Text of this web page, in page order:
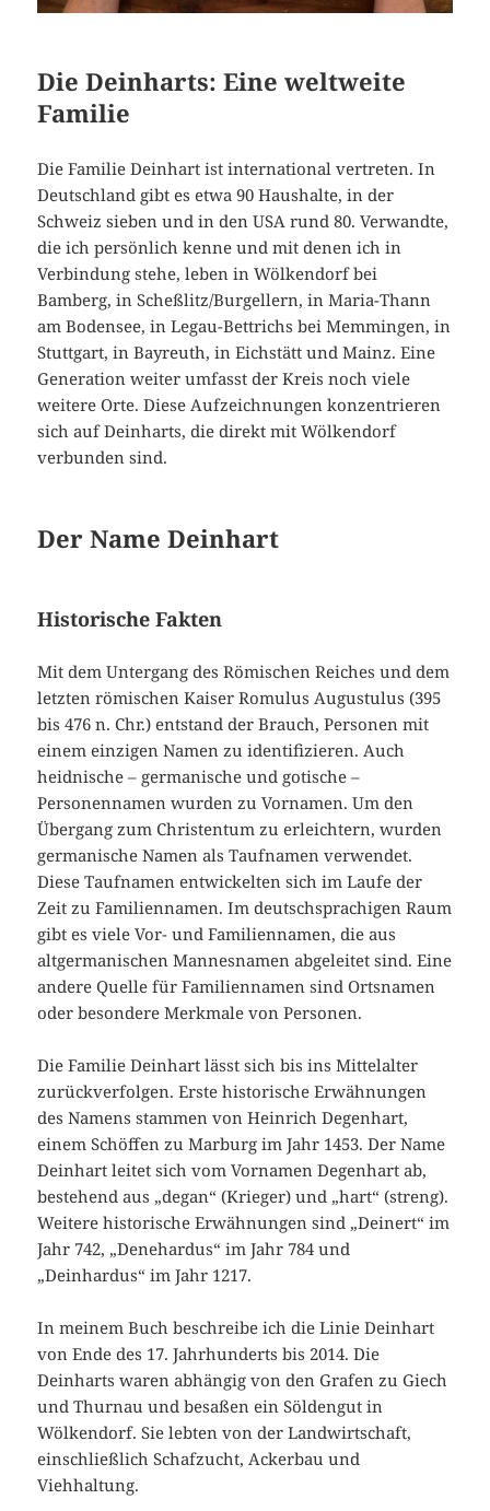
Die Deinharts: Eine weltweite
Familie
Die Familie Deinhart ist international vertreten. In
Deutschland gibt es etwa 90 Haushalte, in der
Schweiz sieben und in den USA rund 80. Verwandte,
die ich persönlich kenne und mit denen ich in
Verbindung stehe, leben in Wölkendorf bei
Bamberg, in Scheßlitz/Burgellern, in Maria-Thann
am Bodensee, in Legau-Bettrichs bei Memmingen, in
Stuttgart, in Bayreuth, in Eichstätt und Mainz. Eine
Generation weiter umfasst der Kreis noch viele
weitere Orte. Diese Aufzeichnungen konzentrieren
sich auf Deinharts, die direkt mit Wölkendorf
verbunden sind.
Der Name Deinhart
Historische Fakten
Mit dem Untergang des Römischen Reiches und dem
letzten römischen Kaiser Romulus Augustulus (395
bis 476 n. Chr.) entstand der Brauch, Personen mit
einem einzigen Namen zu identifizieren. Auch
heidnische – germanische und gotische –
Personennamen wurden zu Vornamen. Um den
Übergang zum Christentum zu erleichtern, wurden
germanische Namen als Taufnamen verwendet.
Diese Taufnamen entwickelten sich im Laufe der
Zeit zu Familiennamen. Im deutschsprachigen Raum
gibt es viele Vor- und Familiennamen, die aus
altgermanischen Mannesnamen abgeleitet sind. Eine
andere Quelle für Familiennamen sind Ortsnamen
oder besondere Merkmale von Personen.
Die Familie Deinhart lässt sich bis ins Mittelalter
zurückverfolgen. Erste historische Erwähnungen
des Namens stammen von Heinrich Degenhart,
einem Schöffen zu Marburg im Jahr 1453. Der Name
Deinhart leitet sich vom Vornamen Degenhart ab,
bestehend aus „degan“ (Krieger) und „hart“ (streng).
Weitere historische Erwähnungen sind „Deinert“ im
Jahr 742, „Denehardus“ im Jahr 784 und
„Deinhardus“ im Jahr 1217.
In meinem Buch beschreibe ich die Linie Deinhart
von Ende des 17. Jahrhunderts bis 2014. Die
Deinharts waren abhängig von den Grafen zu Giech
und Thurnau und besaßen ein Söldengut in
Wölkendorf. Sie lebten von der Landwirtschaft,
einschließlich Schafzucht, Ackerbau und
Viehhaltung.